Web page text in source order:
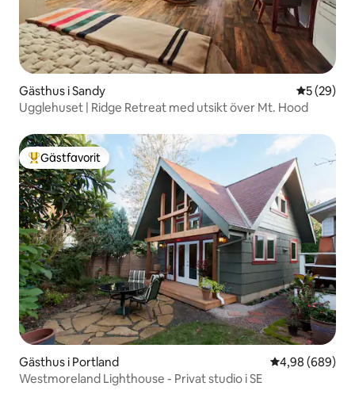
Gästhus i Sandy 5 av 5 i
5 (29)
Ugglehuset | Ridge Retreat med utsikt över Mt. Hood
Populär gästfavorit
Gästfavorit
Gästhus i Portland 4,98 av 5 i
4,98 (689)
Westmoreland Lighthouse - Privat studio i SE